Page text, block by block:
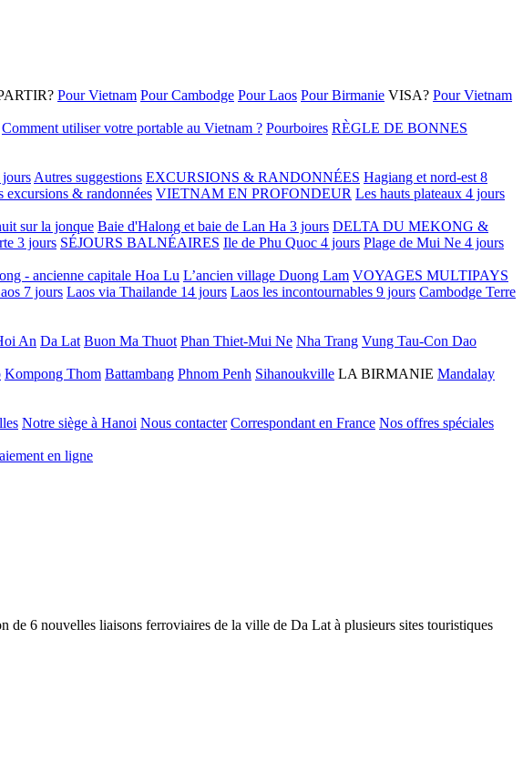
Pour Vietnam Pour Cambodge Pour Laos Pour Birmanie VISA? Pour Vietnam
Comment utiliser votre portable au Vietnam ? Pourboires RÈGLE DE BONNES
jours Autres suggestions EXCURSIONS & RANDONNÉES Hagiang et nord-est 8
excursions & randonnées VIETNAM EN PROFONDEUR Les hauts plateaux 4 jours
sur la jonque Baie d'Halong et baie de Lan Ha 3 jours DELTA DU MEKONG &
3 jours SÉJOURS BALNÉAIRES Ile de Phu Quoc 4 jours Plage de Mui Ne 4 jours
- ancienne capitale Hoa Lu L’ancien village Duong Lam VOYAGES MULTIPAYS
7 jours Laos via Thailande 14 jours Laos les incontournables 9 jours Cambodge Terre
An Da Lat Buon Ma Thuot Phan Thiet-Mui Ne Nha Trang Vung Tau-Con Dao
Kompong Thom Battambang Phnom Penh Sihanoukville LA BIRMANIE Mandalay
Notre siège à Hanoi Nous contacter Correspondant en France Nos offres spéciales
en ligne
6 nouvelles liaisons ferroviaires de la ville de Da Lat à plusieurs sites touristiques